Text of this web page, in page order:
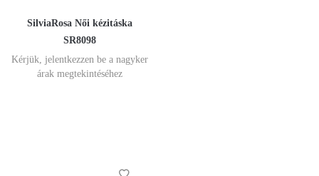
SilviaRosa Női kézitáska
SR8098
Kérjük, jelentkezzen be a nagyker
árak megtekintéséhez